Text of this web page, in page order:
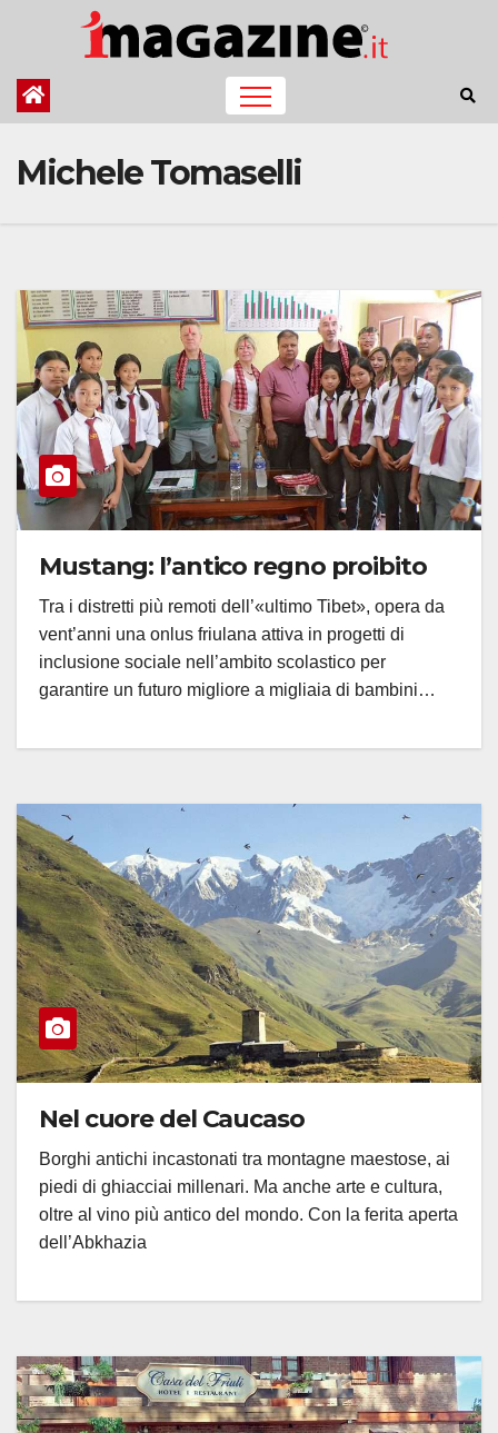
Michele Tomaselli
Mustang: l’antico regno proibito
Tra i distretti più remoti dell’«ultimo Tibet», opera da
vent’anni una onlus friulana attiva in progetti di
inclusione sociale nell’ambito scolastico per
garantire un futuro migliore a migliaia di bambini…
Nel cuore del Caucaso
Borghi antichi incastonati tra montagne maestose, ai
piedi di ghiacciai millenari. Ma anche arte e cultura,
oltre al vino più antico del mondo. Con la ferita aperta
dell’Abkhazia